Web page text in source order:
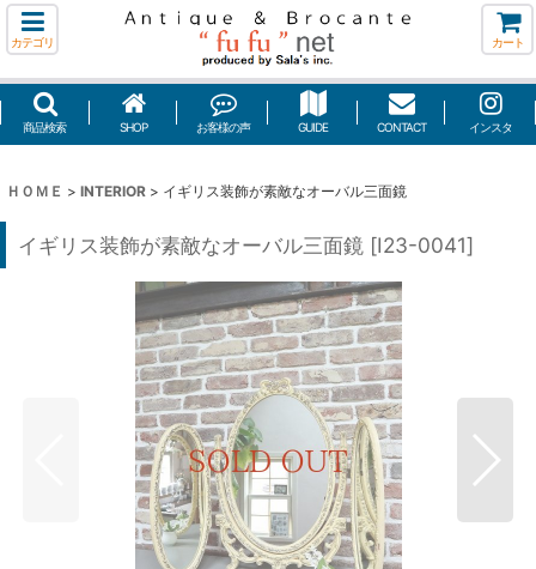
カテゴリ カート
商品検索 SHOP お客様の声 GUIDE CONTACT インスタ
ＨＯＭＥ > INTERIOR > イギリス装飾が素敵なオーバル三面鏡
イギリス装飾が素敵なオーバル三面鏡 [I23-0041]